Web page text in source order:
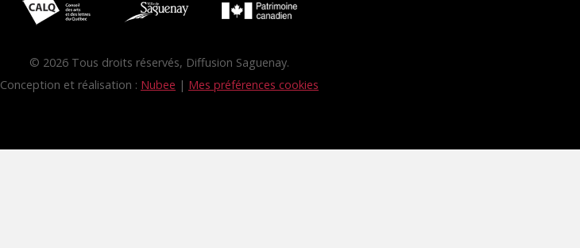
© 2026 Tous droits réservés, Diffusion Saguenay.
Conception et réalisation : Nubee | Mes préférences cookies